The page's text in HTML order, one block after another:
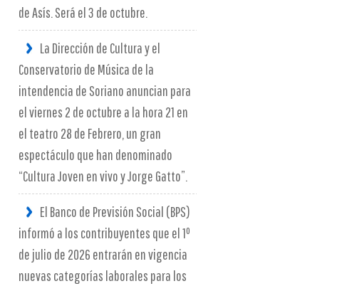
de Asís. Será el 3 de octubre.
La Dirección de Cultura y el
Conservatorio de Música de la
intendencia de Soriano anuncian para
el viernes 2 de octubre a la hora 21 en
el teatro 28 de Febrero, un gran
espectáculo que han denominado
“Cultura Joven en vivo y Jorge Gatto”.
El Banco de Previsión Social (BPS)
informó a los contribuyentes que el 1º
de julio de 2026 entrarán en vigencia
nuevas categorías laborales para los